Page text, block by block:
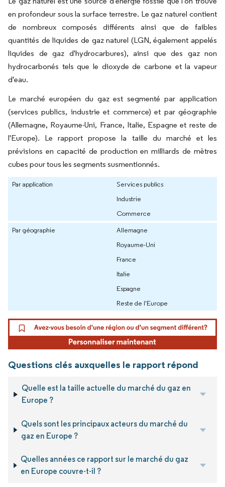
en profondeur sous la surface terrestre. Le gaz naturel contient
de nombreux composés différents ainsi que de faibles
quantités de liquides de gaz naturel (LGN, également appelés
liquides de gaz d'hydrocarbures), ainsi que des gaz non
hydrocarbonés tels que le dioxyde de carbone et la vapeur
d'eau.
Le marché européen du gaz est segmenté par application
(services publics, industrie et commerce) et par géographie
(Allemagne, Royaume-Uni, France, Italie, Espagne et reste de
l'Europe). Le rapport propose la taille du marché et les
prévisions en capacité de production en milliards de mètres
cubes pour tous les segments susmentionnés.
Par application
Services publics
Industrie
Commerce
Par géographie
Allemagne
Royaume-Uni
France
Italie
Espagne
Reste de l'Europe
Questions clés auxquelles le rapport répond
Quelle est la taille actuelle du marché du gaz en
Europe ?
Quels sont les principaux acteurs du marché du
gaz en Europe ?
Quelles années ce rapport sur le marché du gaz
en Europe couvre-t-il ?